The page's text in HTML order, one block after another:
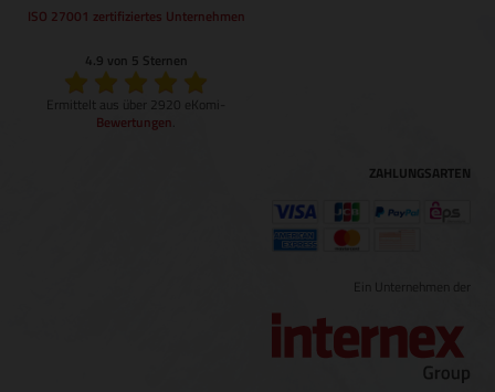
ISO 27001 zertifiziertes Unternehmen
4.9 von 5 Sternen
Ermittelt aus über 2920 eKomi-
Bewertungen
ZAHLUNGSARTEN
Ein Unternehmen der